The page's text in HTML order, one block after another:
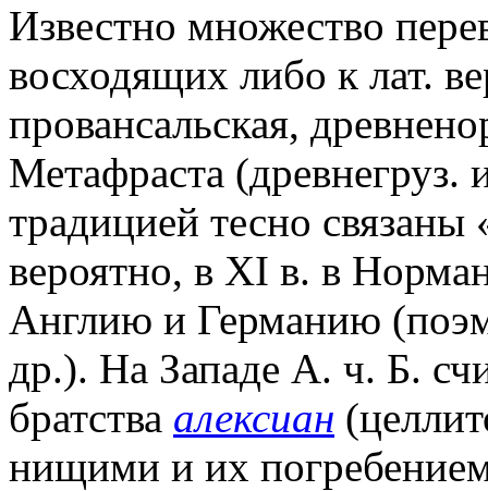
Известно множество
восходящих либо к лат.
провансальская,
Метафраста
традицией тесно
вероятно, в XI в. в
Англию и Германию
др.). На Западе А. ч. Б.
братства алексиан
нищими и их